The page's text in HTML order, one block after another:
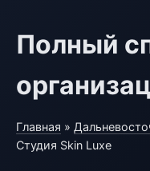
Полный
Главная »
Студия Skin Luxe